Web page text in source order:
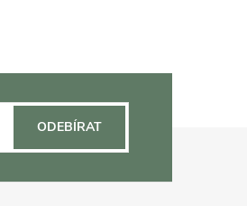
ODEBÍRAT